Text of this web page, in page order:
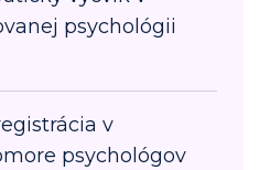
psychológii
v
psychológov